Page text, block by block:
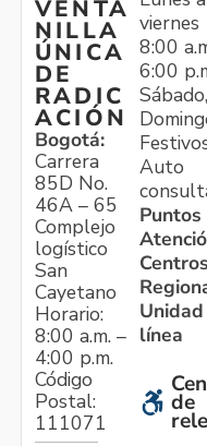
VENTA
NILLA
ÚNICA
DE
RADIC
ACIÓN
Bogotá:
Carrera
85D No.
46A – 65
Complejo
logístico
San
Cayetano
Horario:
8:00 a.m. –
4:00 p.m.
Código
Postal:
111071
viernes
8:00
6:00
Sábado,
Auto
Puntos
Centros
línea
de